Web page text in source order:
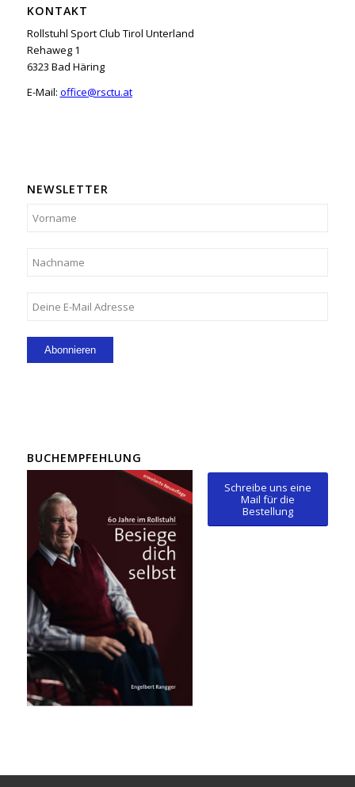
KONTAKT
Rollstuhl Sport Club Tirol Unterland
Rehaweg 1
6323 Bad Häring
E-Mail: office@rsctu.at
NEWSLETTER
BUCHEMPFEHLUNG
Schreibe uns eine
Mail für die
Bestellung